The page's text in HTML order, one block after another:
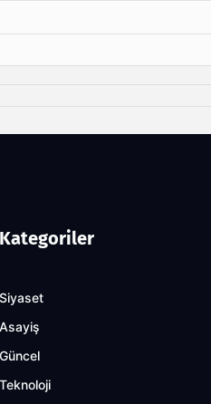
Kategoriler
Siyaset
Asayiş
Güncel
Teknoloji